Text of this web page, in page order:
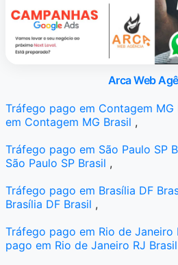
Arca Web
Tráfego pago em Contagem MG
em Contagem MG Brasil ,
Tráfego pago em São Paulo SP
São Paulo SP Brasil ,
Tráfego pago em Brasília DF
Brasília DF Brasil ,
Tráfego pago em Rio de Janeiro
pago em Rio de Janeiro RJ Brasil